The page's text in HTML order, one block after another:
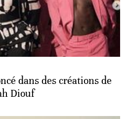
dans des créations de
Diouf